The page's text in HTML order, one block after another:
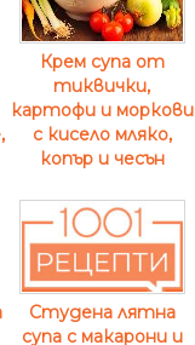
Крем супа от
тиквички,
картофи и моркови
с кисело мляко,
копър и чесън
Студена лятна
супа с макарони и